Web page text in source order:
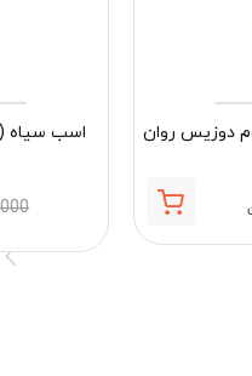
دوزیس روان اسب سیاه